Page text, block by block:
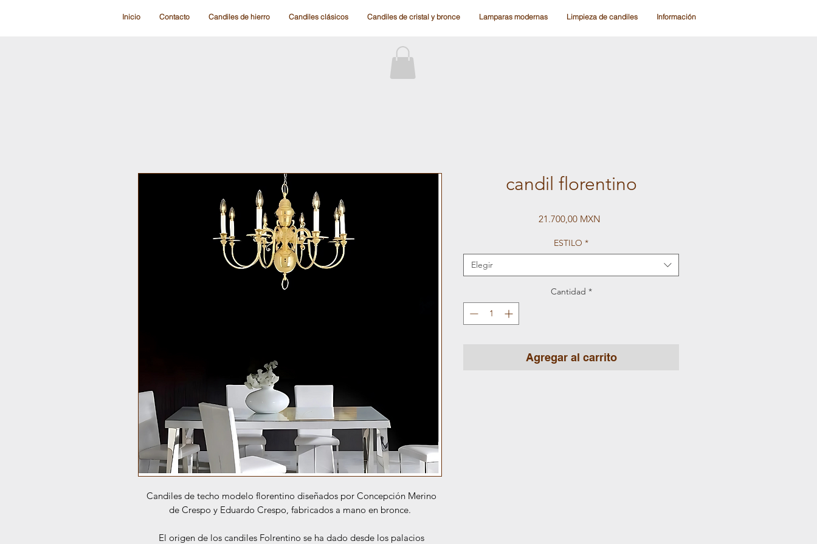
Inicio Contacto Candiles de hierro Candiles clásicos Candiles de cristal y bronce Lamparas modernas Limpieza de candiles Información
Candiles de techo modelo florentino diseñados por Concepción Merino
de Crespo y Eduardo Crespo, fabricados a mano en bronce.
El origen de los candiles Folrentino se ha dado desde los palacios
candil florentino
21.700,00 MXN
ESTILO *
Elegir
Cantidad *
Agregar al carrito